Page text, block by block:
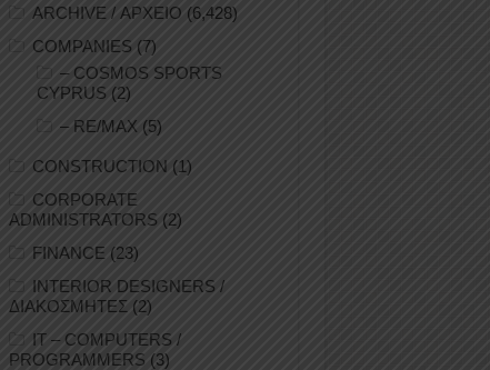
ARCHIVE / ΑΡΧΕΙΟ (6,428)
COMPANIES (7)
– COSMOS SPORTS
CYPRUS (2)
– RE/MAX (5)
CONSTRUCTION (1)
CORPORATE
ADMINISTRATORS (2)
FINANCE (23)
INTERIOR DESIGNERS /
ΔΙΑΚΟΣΜΗΤΕΣ (2)
IT – COMPUTERS /
PROGRAMMERS (3)